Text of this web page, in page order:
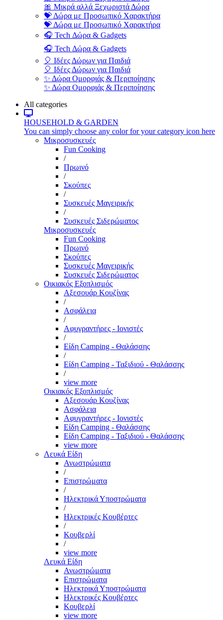
🎀 Μικρά αλλά Ξεχωριστά Δώρα
💝 Δώρα με Προσωπικό Χαρακτήρα
💝 Δώρα με Προσωπικό Χαρακτήρα
🎧 Tech Δώρα & Gadgets
🎧 Tech Δώρα & Gadgets
🎈 Ιδέες Δώρων για Παιδιά
🎈 Ιδέες Δώρων για Παιδιά
✨ Δώρα Ομορφιάς & Περιποίησης
✨ Δώρα Ομορφιάς & Περιποίησης
All categories
HOUSEHOLD & GARDEN
You can simply choose any color for your category icon here
Μικροσυσκευές
Fun Cooking
/
Πρωινό
/
Σκούπες
/
Συσκευές Μαγειρικής
/
Συσκευές Σιδερώματος
Μικροσυσκευές
Fun Cooking
Πρωινό
Σκούπες
Συσκευές Μαγειρικής
Συσκευές Σιδερώματος
Οικιακός Εξοπλισμός
Αξεσουάρ Κουζίνας
/
Ασφάλεια
/
Αφυγραντήρες - Ιονιστές
/
Είδη Camping - Θαλάσσης
/
Είδη Camping - Ταξιδιού - Θαλάσσης
/
view more
Οικιακός Εξοπλισμός
Αξεσουάρ Κουζίνας
Ασφάλεια
Αφυγραντήρες - Ιονιστές
Είδη Camping - Θαλάσσης
Είδη Camping - Ταξιδιού - Θαλάσσης
view more
Λευκά Είδη
Ανωστρώματα
/
Επιστρώματα
/
Ηλεκτρικά Υποστρώματα
/
Ηλεκτρικές Κουβέρτες
/
Κουβερλί
/
view more
Λευκά Είδη
Ανωστρώματα
Επιστρώματα
Ηλεκτρικά Υποστρώματα
Ηλεκτρικές Κουβέρτες
Κουβερλί
view more